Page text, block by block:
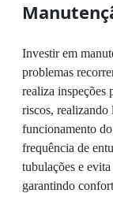
Investir em
problemas
realiza inspeções
riscos, realizando
funcionamento
frequência de
tubulações e
garantindo